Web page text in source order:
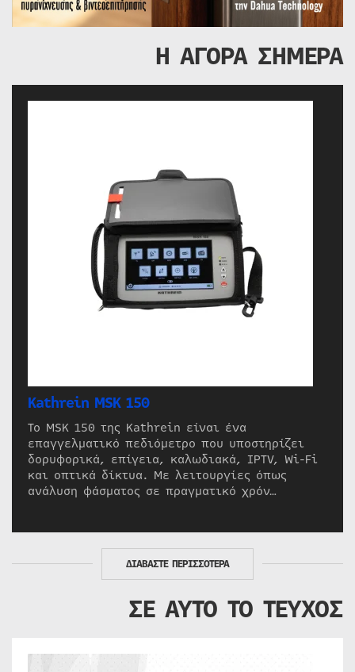
Η ΑΓΟΡΑ ΣΗΜΕΡΑ
Kathrein MSK 150
Το MSK 150 της Kathrein είναι ένα
επαγγελματικό πεδιόμετρο που υποστηρίζει
δορυφορικά, επίγεια, καλωδιακά, IPTV, Wi-Fi
και οπτικά δίκτυα. Με λειτουργίες όπως
ανάλυση φάσματος σε πραγματικό χρόν…
ΔΙΑΒΑΣΤΕ ΠΕΡΙΣΣΟΤΕΡΑ
ΣΕ ΑΥΤΟ ΤΟ ΤΕΥΧΟΣ